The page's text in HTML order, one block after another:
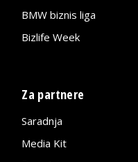
BMW biznis liga
Bizlife Week
Za partnere
Saradnja
Media Kit